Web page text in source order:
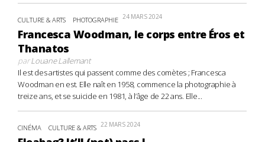
CULTURE & ARTS PHOTOGRAPHIE 24 MARS 2024
Francesca Woodman, le corps entre Éros et
Thanatos
parLouane Lallemant
Il est des artistes qui passent comme des comètes ; Francesca
Woodman en est. Elle naît en 1958, commence la photographie à
treize ans, et se suicide en 1981, à l’âge de 22 ans. Elle...
CINÉMA CULTURE & ARTS 22 MARS 2024